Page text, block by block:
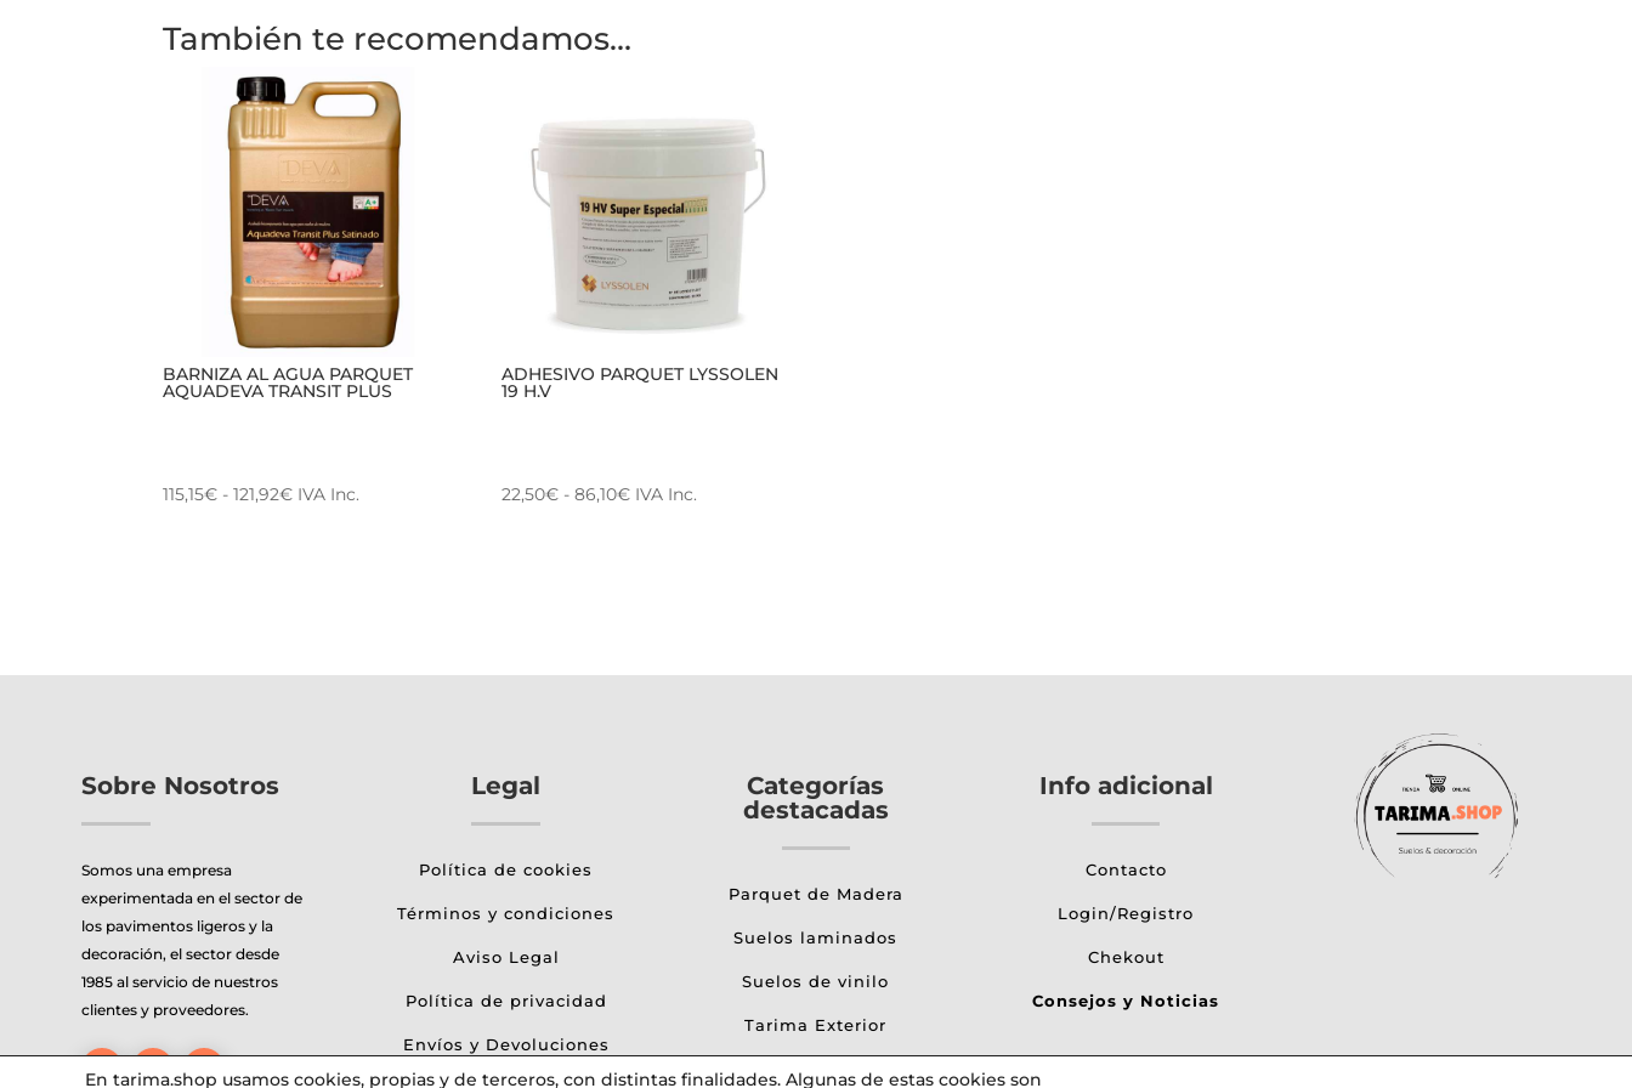
También te recomendamos…
BARNIZA AL AGUA PARQUET
AQUADEVA TRANSIT PLUS
115,15€ - 121,92€Rango
121,92€
IVA Inc.
Las
pueden
la
página
de
producto
ADHESIVO PARQUET LYSSOLEN
19 H.V
22,50€ - 86,10€Rango
86,10€
IVA Inc.
Las
pueden
la
página
producto
Sobre Nosotros
Somos una empresa
experimentada en el sector de
los pavimentos ligeros y la
decoración, el sector desde
1985 al servicio de nuestros
clientes y proveedores.
Legal
Política de cookies
Términos y condiciones
Aviso Legal
Política de privacidad
Envíos y Devoluciones
Categorías
destacadas
Parquet de Madera
Suelos laminados
Suelos de vinilo
Tarima Exterior
Papel pintado
Info adicional
Contacto
Login/Registro
Chekout
Consejos y Noticias
En tarima.shop usamos cookies, propias y de terceros, con distintas finalidades. Algunas de estas cookies son